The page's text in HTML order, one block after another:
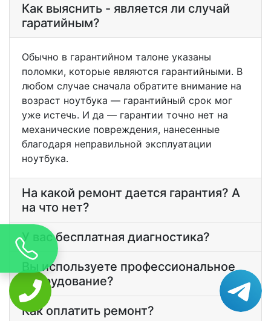
Как выяснить - является ли случай
гаратийным?
Обычно в гарантийном талоне указаны
поломки, которые являются гарантийными. В
любом случае сначала обратите внимание на
возраст ноутбука — гарантийный срок мог
уже истечь. И да — гарантии точно нет на
механические повреждения, нанесенные
благодаря неправильной эксплуатации
ноутбука.
На какой ремонт дается гарантия? А
на что нет?
У вас бесплатная диагностика?
Вы используете профессиональное
оборудование?
Как оплатить ремонт?